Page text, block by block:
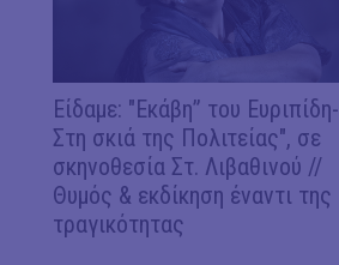
Είδαμε: "Εκάβη” του Ευριπίδη-
Στη σκιά της Πολιτείας", σε
σκηνοθεσία Στ. Λιβαθινού //
Θυμός & εκδίκηση έναντι της
τραγικότητας